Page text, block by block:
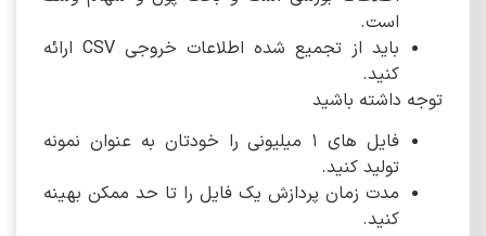
است.
باید از تجمیع شده اطلاعات خروجی CSV ارائه
کنید.
توجه داشته باشید
فایل های 1 میلیونی را خودتان به عنوان نمونه
تولید کنید.
مدت زمان پردازش یک فایل را تا حد ممکن بهینه
کنید.